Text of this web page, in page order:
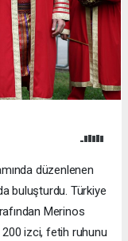
düzenlenen
buluşturdu. Türkiye
Merinos
200 izci, fetih ruhunu